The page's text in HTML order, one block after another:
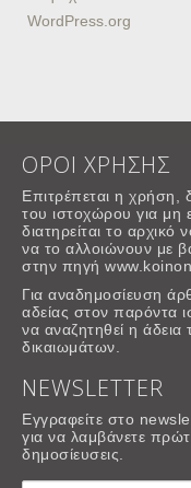
WordPress.org
ΟΡΟΙ ΧΡΗΣΗΣ
Επιτρέπεται η χρήση,
του ιστοχώρου για μη
διατηρείται το
να το αλλοιώνουν με
στην πηγή
Για αναδημοσίευση
αδείας στον παρόντα
να αναζητηθεί η
δικαιωμάτων.
NEWSLETTER
Εγγραφείτε στο
για να λαμβάνετε
δημοσίευσεις.